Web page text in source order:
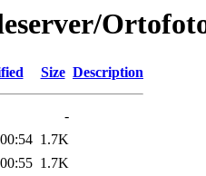
Size Description
-
1.7K
1.7K